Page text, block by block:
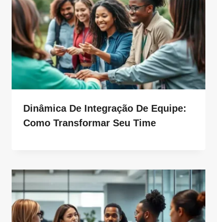
Dinâmica De Integração De Equipe:
Como Transformar Seu Time